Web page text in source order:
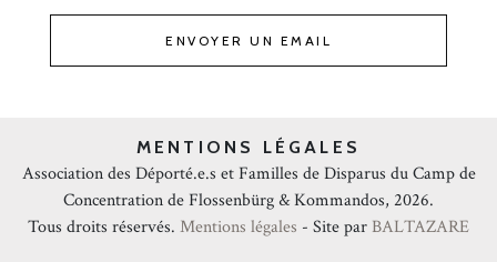
ENVOYER UN EMAIL
MENTIONS LÉGALES
Association des Déporté.e.s et Familles de Disparus du Camp de
Concentration de Flossenbürg & Kommandos, 2026.
Tous droits réservés. Mentions légales - Site par BALTAZARE